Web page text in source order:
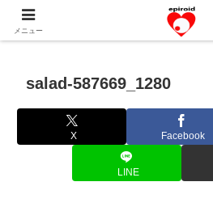
恋愛共感エピソード。あなたのスト
salad-587669_1280
X Facebook
LINE
メニュー